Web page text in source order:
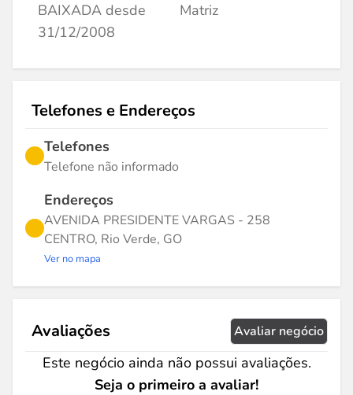
BAIXADA desde
31/12/2008
Matriz
Telefones e Endereços
Telefones
Telefone não informado
Endereços
AVENIDA PRESIDENTE VARGAS - 258
CENTRO, Rio Verde, GO
Ver no mapa
Avaliações Avaliar negócio
Este negócio ainda não possui avaliações.
Seja o primeiro a avaliar!